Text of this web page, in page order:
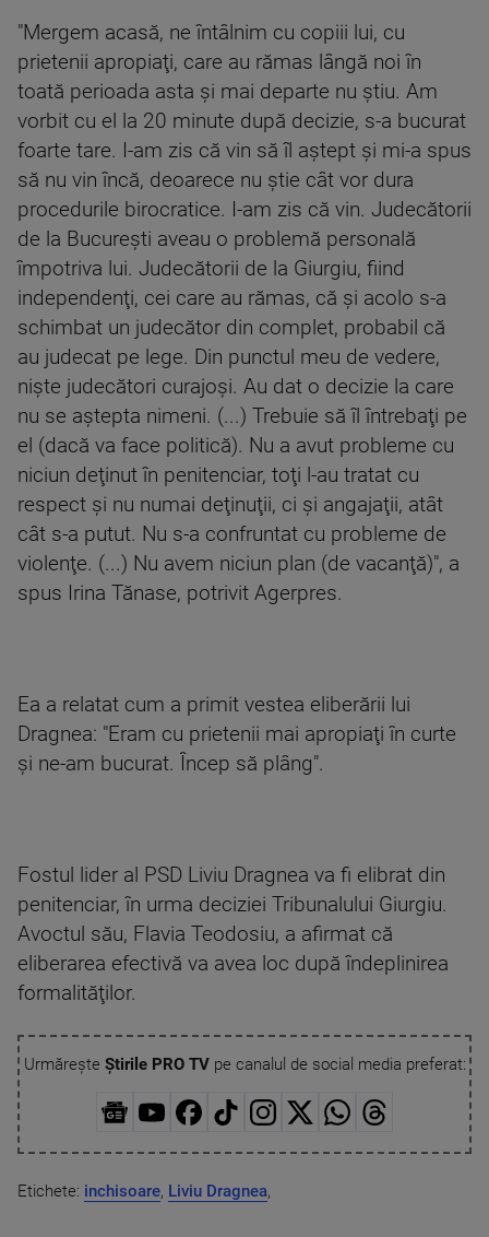
"Mergem acasă, ne întâlnim cu copiii lui, cu
prietenii apropiaţi, care au rămas lângă noi în
toată perioada asta şi mai departe nu ştiu. Am
vorbit cu el la 20 minute după decizie, s-a bucurat
foarte tare. I-am zis că vin să îl aştept şi mi-a spus
să nu vin încă, deoarece nu ştie cât vor dura
procedurile birocratice. I-am zis că vin. Judecătorii
de la Bucureşti aveau o problemă personală
împotriva lui. Judecătorii de la Giurgiu, fiind
independenţi, cei care au rămas, că şi acolo s-a
schimbat un judecător din complet, probabil că
au judecat pe lege. Din punctul meu de vedere,
nişte judecători curajoşi. Au dat o decizie la care
nu se aştepta nimeni. (...) Trebuie să îl întrebaţi pe
el (dacă va face politică). Nu a avut probleme cu
niciun deţinut în penitenciar, toţi l-au tratat cu
respect şi nu numai deţinuţii, ci şi angajaţii, atât
cât s-a putut. Nu s-a confruntat cu probleme de
violenţe. (...) Nu avem niciun plan (de vacanţă)", a
spus Irina Tănase, potrivit Agerpres.
Ea a relatat cum a primit vestea eliberării lui
Dragnea: "Eram cu prietenii mai apropiaţi în curte
şi ne-am bucurat. Încep să plâng".
Fostul lider al PSD Liviu Dragnea va fi elibrat din
penitenciar, în urma deciziei Tribunalului Giurgiu.
Avoctul său, Flavia Teodosiu, a afirmat că
eliberarea efectivă va avea loc după îndeplinirea
formalităţilor.
Urmărește Știrile PRO TVpe canalul de social media preferat:
Etichete: inchisoare, Liviu Dragnea,